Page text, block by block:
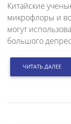
Китайские
микрофлоры и
могут
большого
ЧИТАТЬ ДАЛЕЕ